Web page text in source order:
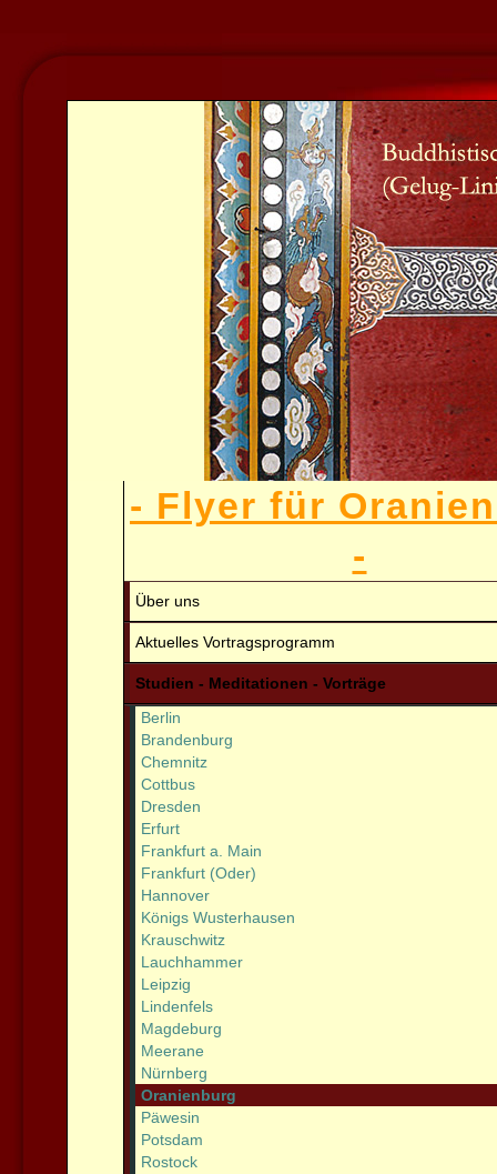
- Flyer für
-
Über uns
Aktuelles Vortragsprogramm
Studien - Meditationen - Vorträge
Berlin
Brandenburg
Chemnitz
Cottbus
Dresden
Erfurt
Frankfurt a. Main
Frankfurt (Oder)
Hannover
Königs Wusterhausen
Krauschwitz
Lauchhammer
Leipzig
Lindenfels
Magdeburg
Meerane
Nürnberg
Oranienburg
Päwesin
Potsdam
Rostock